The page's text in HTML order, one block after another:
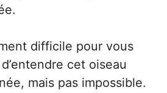
difficile pour vous
cet oiseau
mais pas impossible.